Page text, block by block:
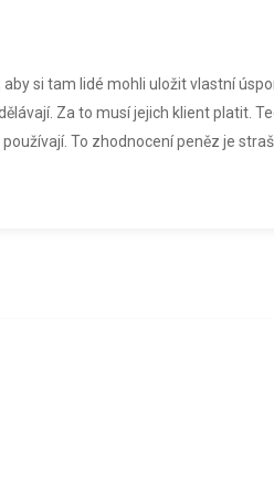
si tam lidé mohli uložit vlastní
Za to musí jejich klient platit.
To zhodnocení peněz je